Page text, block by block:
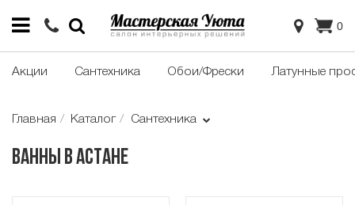
0
Акции Сантехника Обои/Фрески Латунные
Главная Каталог Сантехника
Ванны в Астане